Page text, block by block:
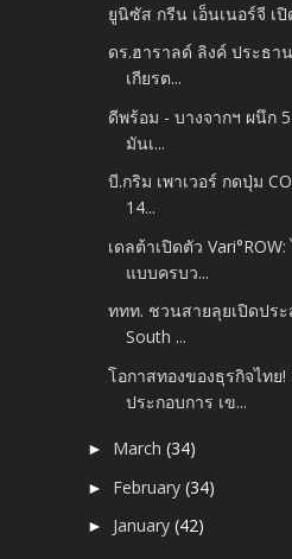
ยูนิซัส กรีน เอ็นเนอร์จี เ
ดร.ฮาราลด์ ลิงค์ ประธา
เกียรต...
ดีพร้อม - บางจากฯ ผนึก
มันเ...
บี.กริม เพาเวอร์ กดปุ่ม
14...
เดลต้าเปิดตัว
แบบครบว...
ททท. ชวนสายลุยเปิดปร
South ...
โอกาสทองของธุรกิจไทย
ประกอบการ เข...
► March(34)
► February(34)
► January(42)